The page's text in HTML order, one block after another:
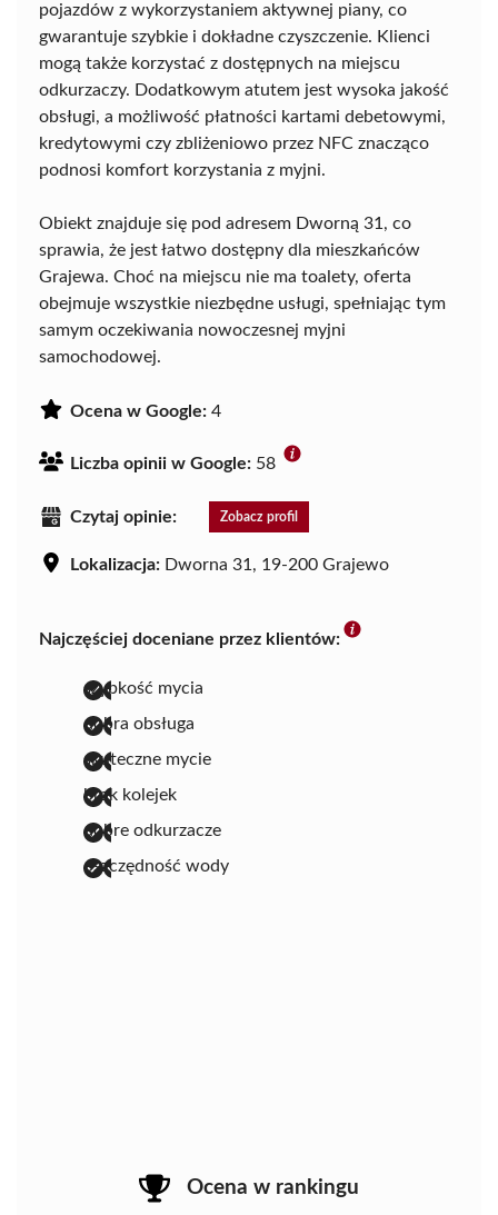
pojazdów z wykorzystaniem aktywnej piany, co
gwarantuje szybkie i dokładne czyszczenie. Klienci
mogą także korzystać z dostępnych na miejscu
odkurzaczy. Dodatkowym atutem jest wysoka jakość
obsługi, a możliwość płatności kartami debetowymi,
kredytowymi czy zbliżeniowo przez NFC znacząco
podnosi komfort korzystania z myjni.
Obiekt znajduje się pod adresem Dworną 31, co
sprawia, że jest łatwo dostępny dla mieszkańców
Grajewa. Choć na miejscu nie ma toalety, oferta
obejmuje wszystkie niezbędne usługi, spełniając tym
samym oczekiwania nowoczesnej myjni
samochodowej.
Ocena w Google: 4
Liczba opinii w Google: 58
Czytaj opinie: Zobacz profil
Lokalizacja: Dworna 31, 19-200 Grajewo
Najczęściej doceniane przez klientów:
szybkość mycia
dobra obsługa
skuteczne mycie
brak kolejek
dobre odkurzacze
oszczędność wody
Ocena w rankingu